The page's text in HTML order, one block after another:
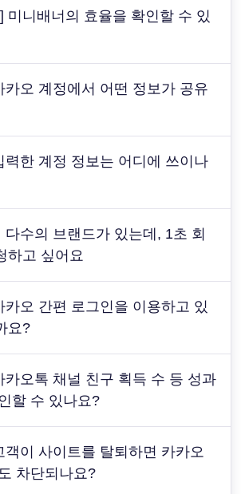
미니배너의 효율을 확인할 수 있
카오 계정에서 어떤 정보가 공유
력한 계정 정보는 어디에 쓰이나
다수의 브랜드가 있는데, 1초 회
하고 싶어요
카오 간편 로그인을 이용하고 있
요?
카오톡 채널 친구 획득 수 등 성과
할 수 있나요?
객이 사이트를 탈퇴하면 카카오
차단되나요?